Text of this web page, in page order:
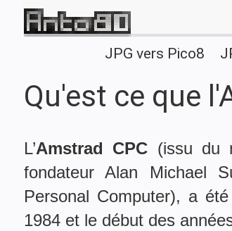
JPG vers Pico8
Qu'est ce que
L’Amstrad CPC (issu du
fondateur Alan Michael
Personal Computer), a
1984 et le début des